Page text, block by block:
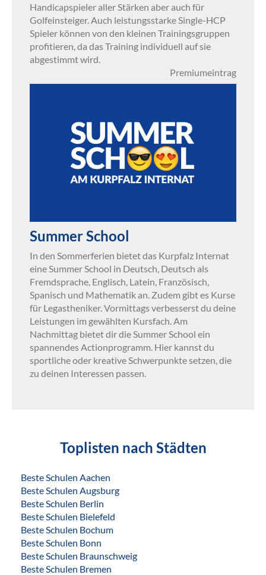
Handicapspieler aller Stärken aber auch für
Golfeinsteiger. Auch leistungsstarke Single-HCP
Spieler können von den kleinen Trainingsgruppen
profitieren, da das Training individuell auf sie
abgestimmt wird.
Premiumeintrag
Summer School
In den Sommerferien bietet das Kurpfalz Internat
eine Summer School in Deutsch, Deutsch als
Fremdsprache, Englisch, Latein, Französisch,
Spanisch und Mathematik an. Zudem gibt es Kurse
für Legastheniker. Vormittags verbesserst du deine
Leistungen im gewählten Kursfach. Am
Nachmittag bietet dir die Summer School ein
spannendes Actionprogramm. Hier kannst du
sportliche oder kreative Schwerpunkte setzen, die
zu deinen Interessen passen.
Toplisten nach Städten
Beste Schulen Aachen
Beste Schulen Augsburg
Beste Schulen Berlin
Beste Schulen Bielefeld
Beste Schulen Bochum
Beste Schulen Bonn
Beste Schulen Braunschweig
Beste Schulen Bremen